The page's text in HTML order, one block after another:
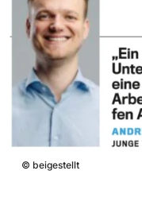
© beigestellt